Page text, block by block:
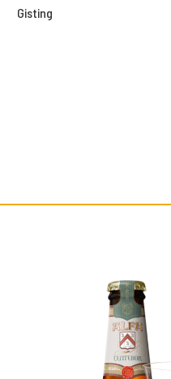
Gisting